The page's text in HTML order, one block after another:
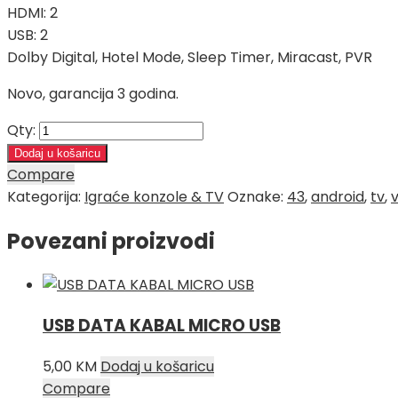
HDMI: 2
USB: 2
Dolby Digital, Hotel Mode, Sleep Timer, Miracast, PVR
Novo, garancija 3 godina.
Qty:
Dodaj u košaricu
Compare
Kategorija: Igraće konzole & TVOznake: 43,android, tv,
Povezani proizvodi
USB DATA KABAL MICRO USB
5,00 KM Dodaj u košaricu
Compare